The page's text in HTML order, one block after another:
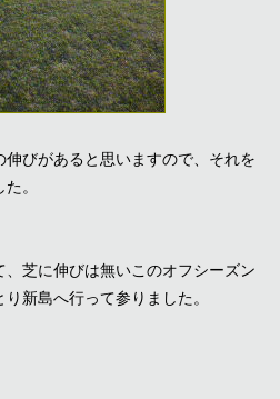
びがあると思いますので、それを
。
芝に伸びは無いこのオフシーズン
新島へ行って参りました。